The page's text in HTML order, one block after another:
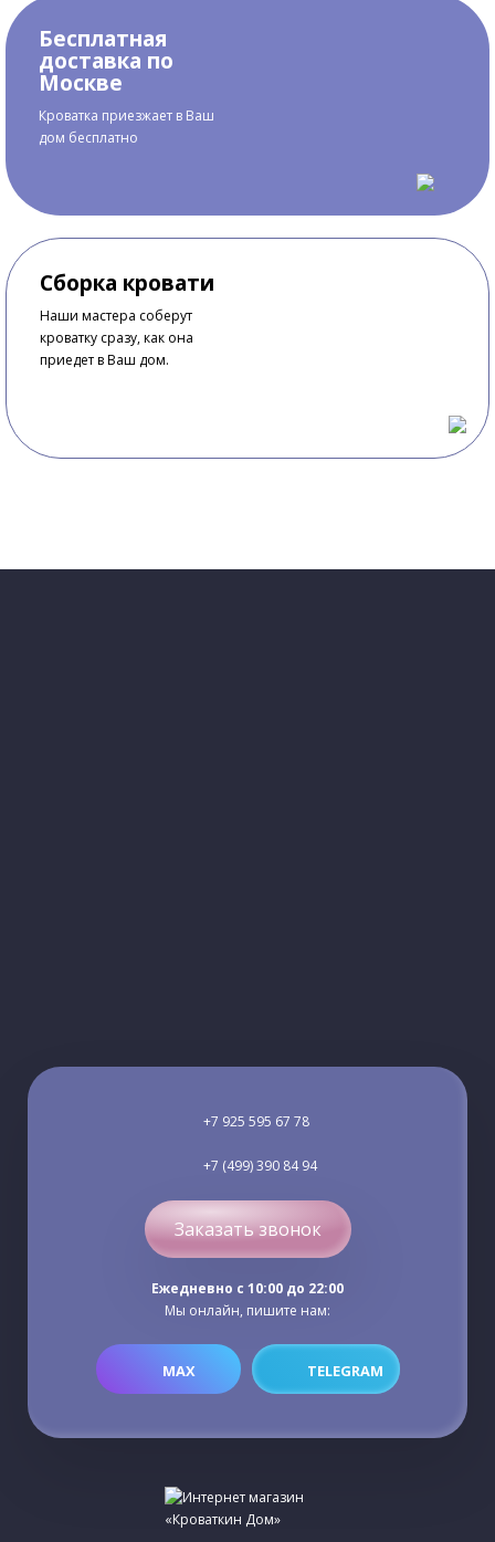
Бесплатная
доставка по
Москве
Кроватка приезжает в Ваш
дом бесплатно
Сборка кровати
Наши мастера соберут
кроватку сразу, как она
приедет в Ваш дом.
+7 925 595 67 78
+7 (499) 390 84 94
Заказать звонок
Ежедневно c 10:00 до 22:00
Мы онлайн, пишите нам:
MAX TELEGRAM